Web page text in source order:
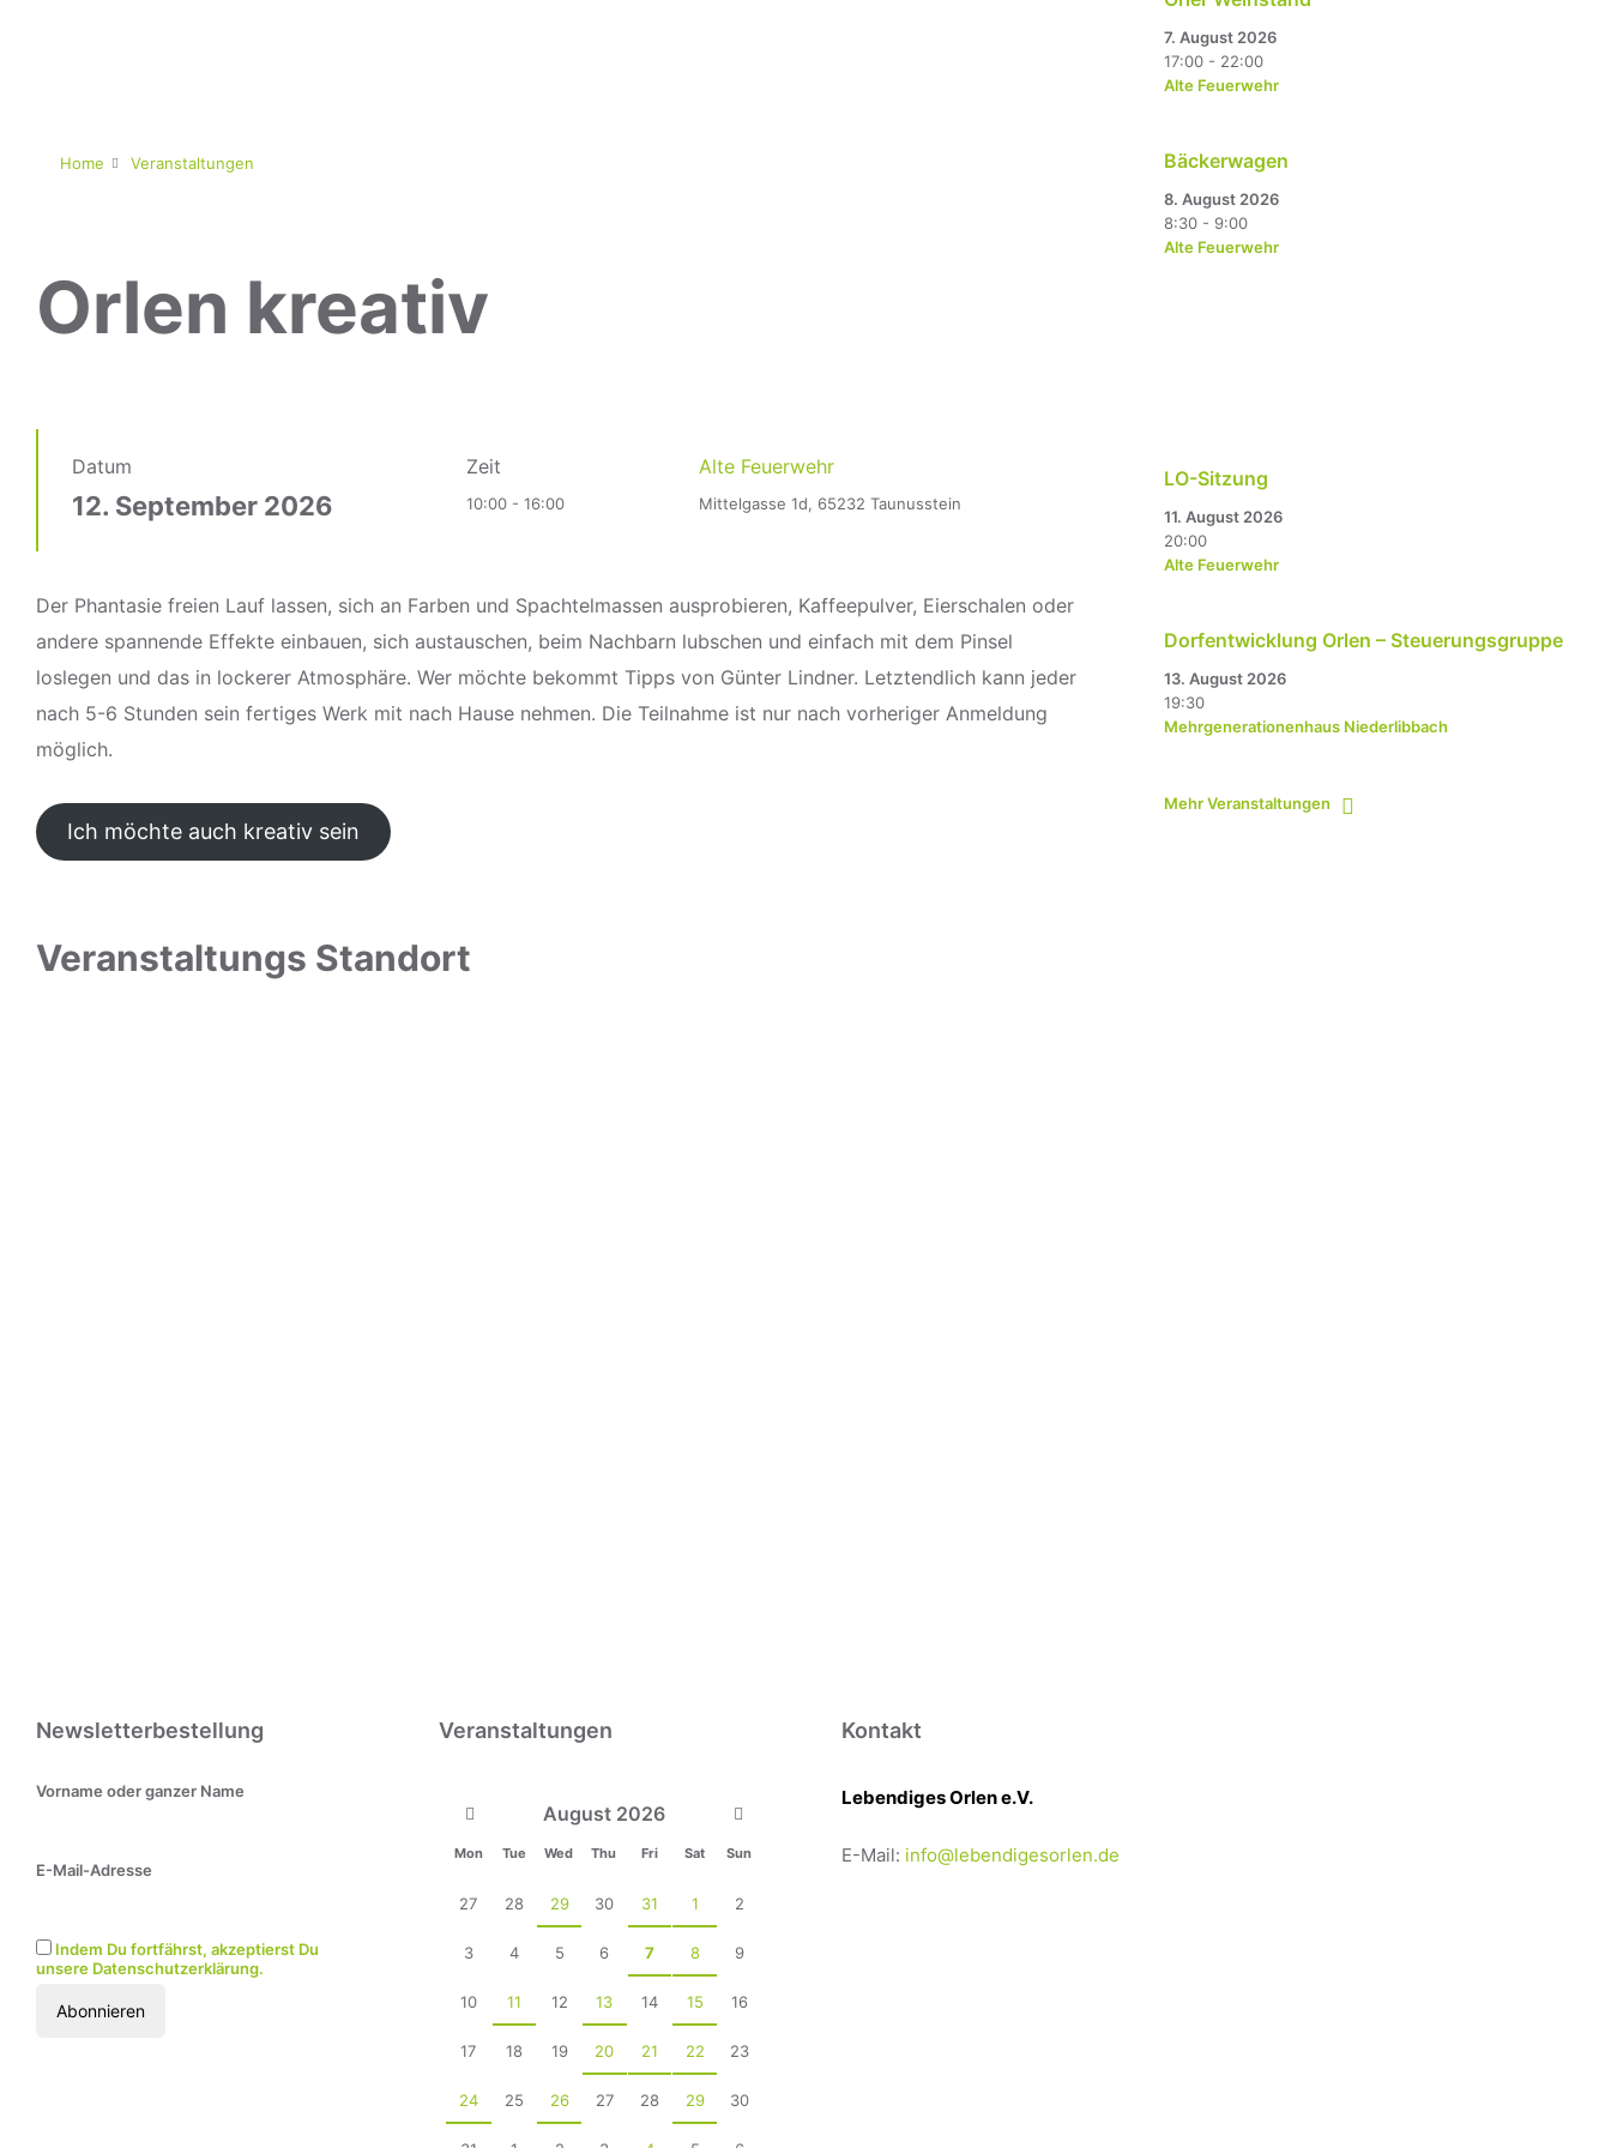
Home Veranstaltungen
Orlen kreativ
Datum
12. September 2026
Zeit
10:00 - 16:00
Alte Feuerwehr
Mittelgasse 1d, 65232 Taunusstein
Der Phantasie freien Lauf lassen, sich an Farben und Spachtelmassen ausprobieren, Kaffeepulver, Eierschalen oder
andere spannende Effekte einbauen, sich austauschen, beim Nachbarn lubschen und einfach mit dem Pinsel
loslegen und das in lockerer Atmosphäre. Wer möchte bekommt Tipps von Günter Lindner. Letztendlich kann jeder
nach 5-6 Stunden sein fertiges Werk mit nach Hause nehmen. Die Teilnahme ist nur nach vorheriger Anmeldung
möglich.
Ich möchte auch kreativ sein
Veranstaltungs Standort
7. August 2026
17:00 - 22:00
Alte Feuerwehr
Bäckerwagen
8. August 2026
8:30 - 9:00
Alte Feuerwehr
LO-Sitzung
11. August 2026
20:00
Alte Feuerwehr
Dorfentwicklung Orlen – Steuerungsgruppe
13. August 2026
19:30
Mehrgenerationenhaus Niederlibbach
Mehr Veranstaltungen
Newsletterbestellung
Vorname oder ganzer Name
E-Mail-Adresse
Indem Du fortfährst, akzeptierst Du
unsere Datenschutzerklärung.
Veranstaltungen
August 2026
Previous
Month
Month
Mon Tue Wed Thu Fri Sat Sun
calendar
27 28 29 30 31 1 2
3 4 5 6 7 8 9
10 11 12 13 14 15 16
17 18 19 20 21 22 23
24 25 26 27 28 29 30
Kontakt
Lebendiges Orlen e.V.
E-Mail: info@lebendigesorlen.de